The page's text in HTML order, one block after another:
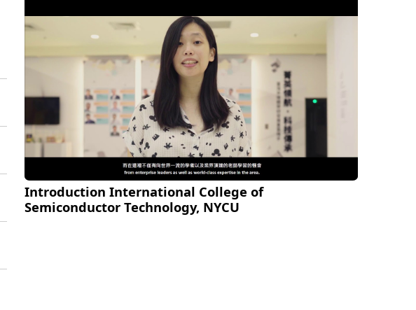
Introduction International College of
Semiconductor Technology, NYCU